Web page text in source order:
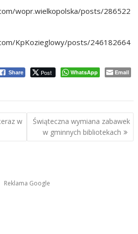
wopr.wielkopolska/posts/286522
KpKozieglowy/posts/246182664
Share Post WhatsApp Email
w
Świąteczna wymiana zabawek
w gminnych bibliotekach
Reklama Google